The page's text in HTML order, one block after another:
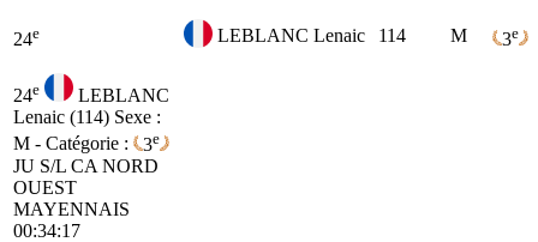
24e LEBLANC Lenaic 114 M 3e
24e
LEBLANC
Lenaic (114) Sexe :
M - Catégorie :
3e
JU S/L CA NORD
OUEST
MAYENNAIS
00:34:17